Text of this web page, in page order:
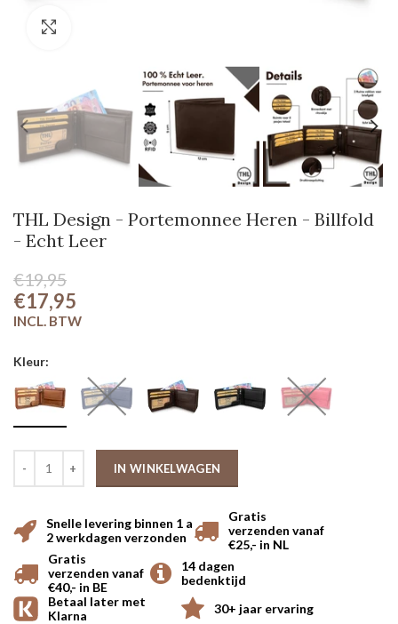
THL Design - Portemonnee Heren - Billfold
- Echt Leer
€19,95
€17,95
Kleur:
IN WINKELWAGEN
Snelle levering binnen 1 a
2 werkdagen verzonden
Gratis
verzenden vanaf
€25,- in NL
Gratis
verzenden vanaf
€40,- in BE
14 dagen
bedenktijd
Betaal later met
Klarna
30+ jaar ervaring